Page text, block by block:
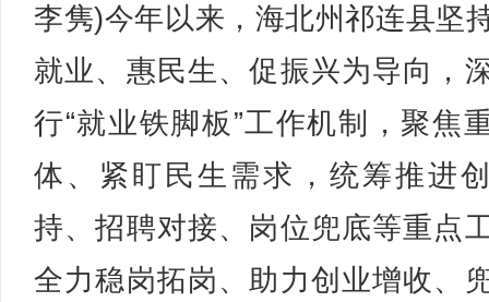
李隽)今年以来，海北州祁连县坚
就业、惠民生、促振兴为导向，
行“就业铁脚板”工作机制，聚焦
体、紧盯民生需求，统筹推进
持、招聘对接、岗位兜底等重点
全力稳岗拓岗、助力创业增收、